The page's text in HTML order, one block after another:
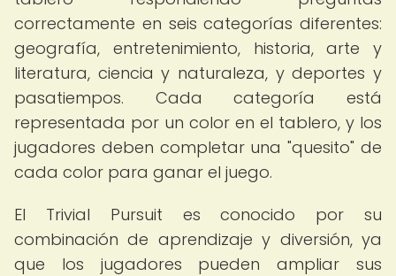
correctamente en seis categorías diferentes:
geografía, entretenimiento, historia, arte y
literatura, ciencia y naturaleza, y deportes y
pasatiempos. Cada categoría está
representada por un color en el tablero, y los
jugadores deben completar una "quesito" de
cada color para ganar el juego.
El Trivial Pursuit es conocido por su
combinación de aprendizaje y diversión, ya
que los jugadores pueden ampliar sus